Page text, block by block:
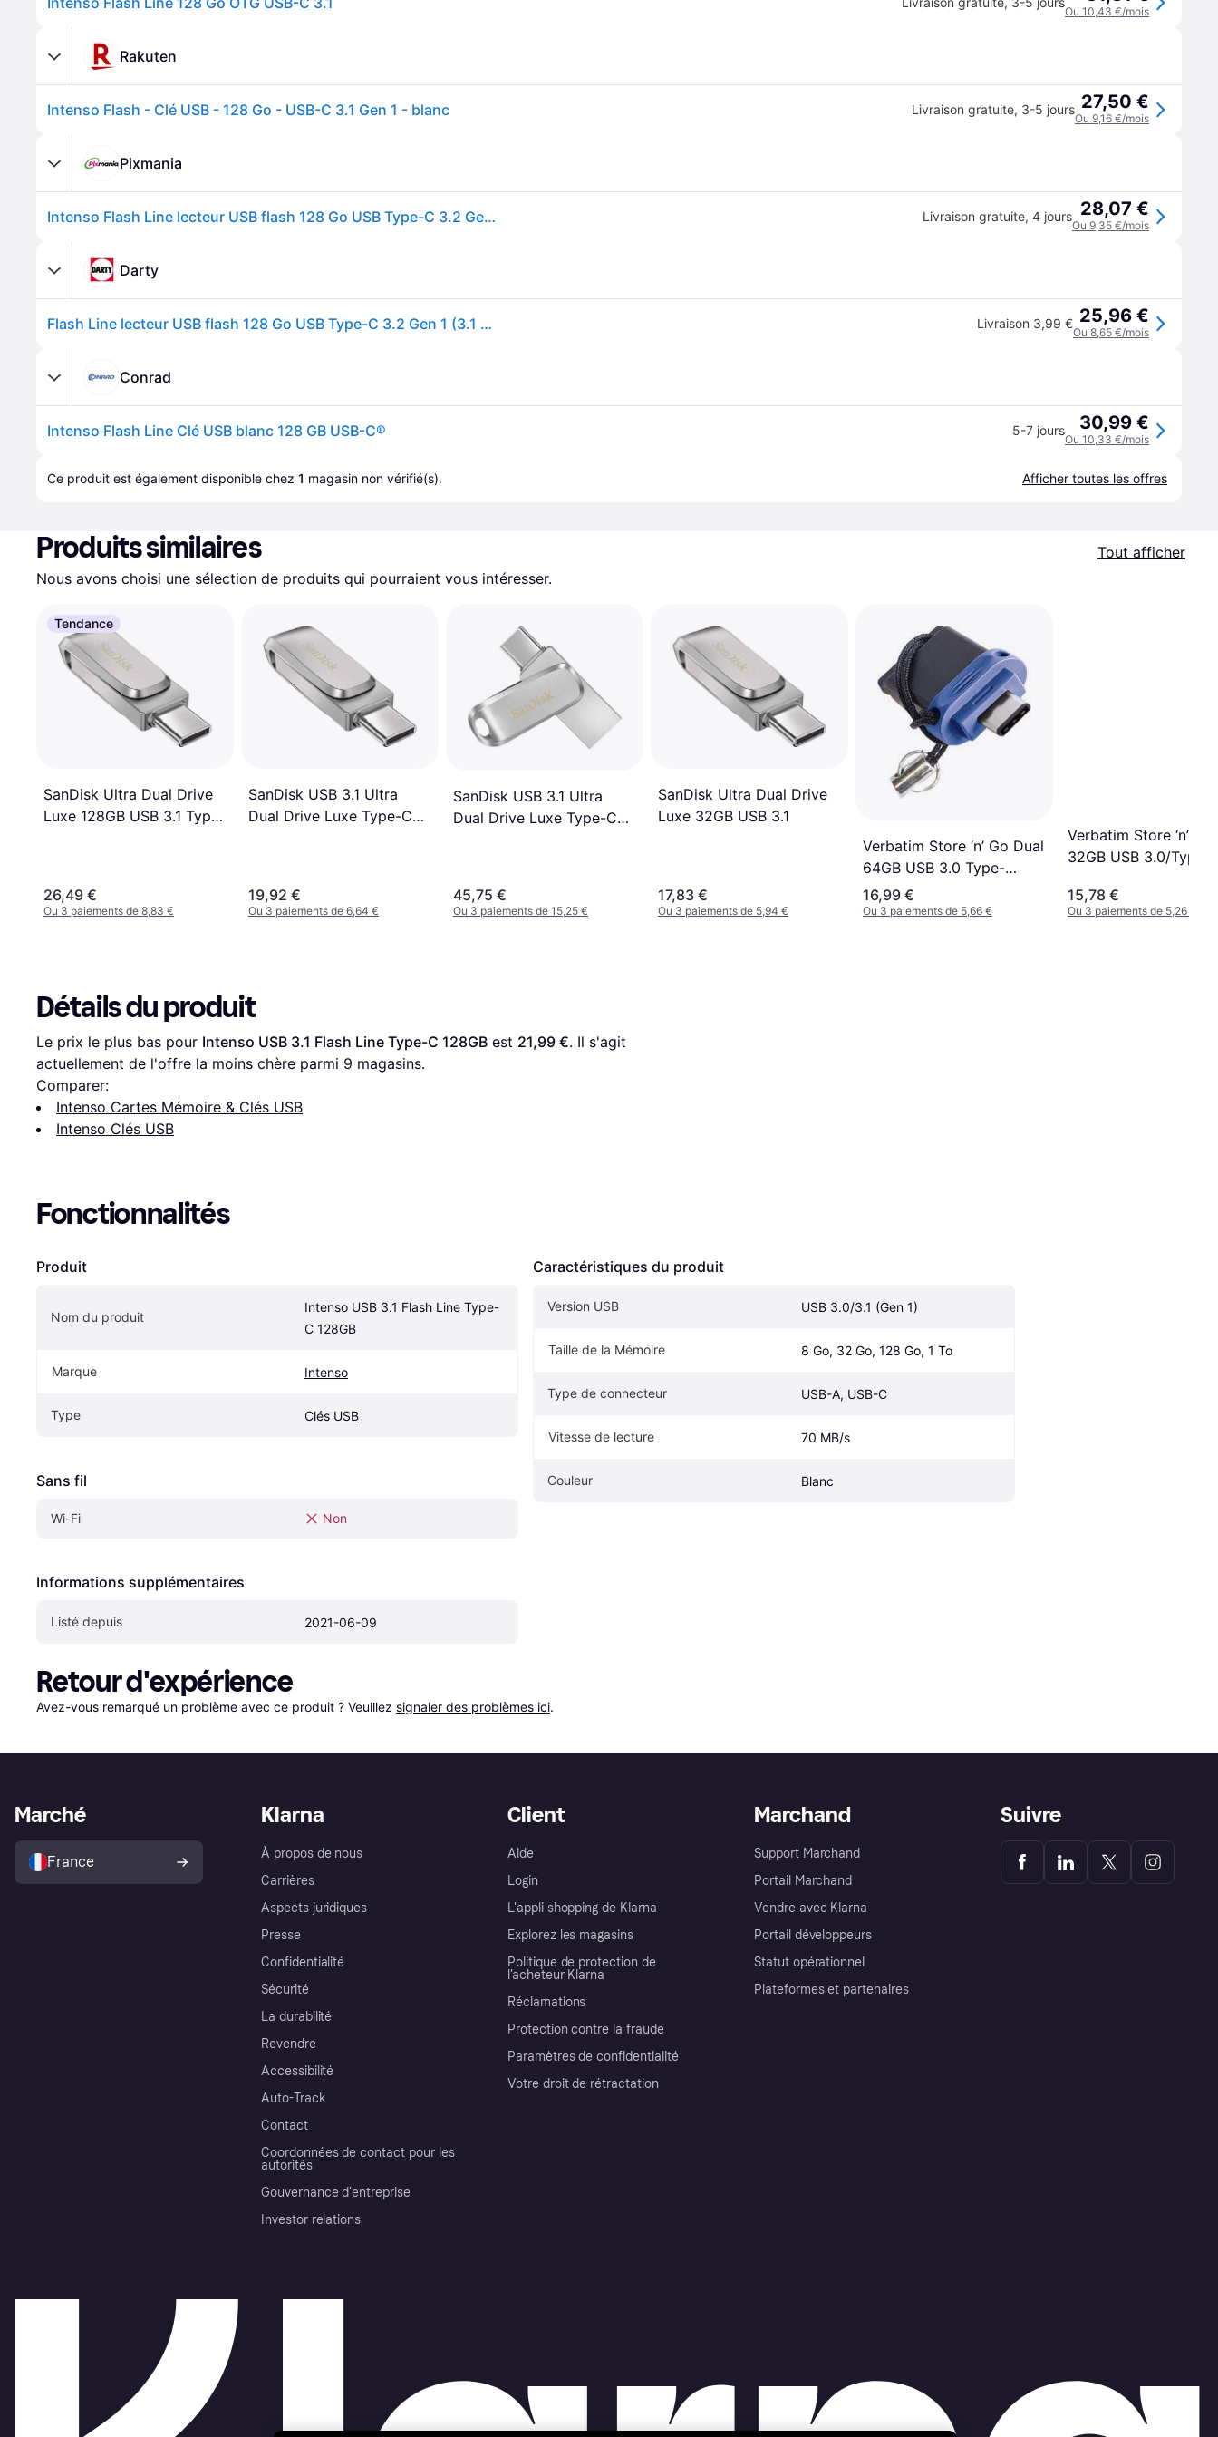
Ou 10,43 €/mois
Rakuten
Intenso Flash - Clé USB - 128 Go - USB-C 3.1 Gen 1 - blanc Livraison gratuite, 3-5 jours 27,50 €
Ou 9,16 €/mois
Pixmania
Intenso Flash Line lecteur USB flash 128 Go USB Type-C 3.2 Gen 1 (3.1 Gen 1) Blanc - Neuf Livraison gratuite, 4 jours 28,07 €
Ou 9,35 €/mois
Darty
Flash Line lecteur USB flash 128 Go USB Type-C 3.2 Gen 1 (3.1 Gen 1) Blanc Livraison 3,99 € 25,96 €
Ou 8,65 €/mois
Conrad
Intenso Flash Line Clé USB blanc 128 GB USB-C® 5-7 jours 30,99 €
Ou 10,33 €/mois
Ce produit est également disponible chez 1 magasin non vérifié(s). Afficher toutes les offres
Produits similaires
Tout afficher
Nous avons choisi une sélection de produits qui pourraient vous intéresser.
Tendance
SanDisk Ultra Dual Drive
Luxe 128GB USB 3.1 Type
26,49 €
Ou 3 paiements de 8,83 €
SanDisk USB 3.1 Ultra
Dual Drive Luxe Type-C
19,92 €
Ou 3 paiements de 6,64 €
SanDisk USB 3.1 Ultra
Dual Drive Luxe Type-C
45,75 €
Ou 3 paiements de 15,25 €
SanDisk Ultra Dual Drive
Luxe 32GB USB 3.1
17,83 €
Ou 3 paiements de 5,94 €
Verbatim Store ‘n’ Go Dual
64GB USB 3.0 Type-
A/Type-C
16,99 €
Ou 3 paiements de 5,66 €
Verbatim Store ‘n’
32GB USB 3.0/Type-
15,78 €
Ou 3 paiements de 5,26 €
Détails du produit
Le prix le plus bas pour Intenso USB 3.1 Flash Line Type-C 128GB est 21,99 €. Il s'agit
actuellement de l'offre la moins chère parmi 9 magasins.
Comparer:
Intenso Cartes Mémoire & Clés USB
Intenso Clés USB
Fonctionnalités
Produit
Nom du produit
Intenso USB 3.1 Flash Line Type-
C 128GB
Marque Intenso
Type Clés USB
Sans fil
Wi-Fi Non
Informations supplémentaires
Listé depuis 2021-06-09
Caractéristiques du produit
Version USB USB 3.0/3.1 (Gen 1)
Taille de la Mémoire 8 Go, 32 Go, 128 Go, 1 To
Type de connecteur USB-A, USB-C
Vitesse de lecture 70 MB/s
Couleur Blanc
Retour d'expérience
Avez-vous remarqué un problème avec ce produit ? Veuillez signaler des problèmes ici.
Klarna
À propos de nous
Carrières
Aspects juridiques
Presse
Confidentialité
Sécurité
La durabilité
Revendre
Accessibilité
Auto-Track
Contact
Coordonnées de contact pour les
autorités
Gouvernance d’entreprise
Investor relations
Client
Aide
Login
L'appli shopping de Klarna
Explorez les magasins
Politique de protection de
l’acheteur Klarna
Réclamations
Protection contre la fraude
Paramètres de confidentialité
Votre droit de rétractation
Marchand
Support Marchand
Portail Marchand
Vendre avec Klarna
Portail développeurs
Statut opérationnel
Plateformes et partenaires
Marché
France
Suivre